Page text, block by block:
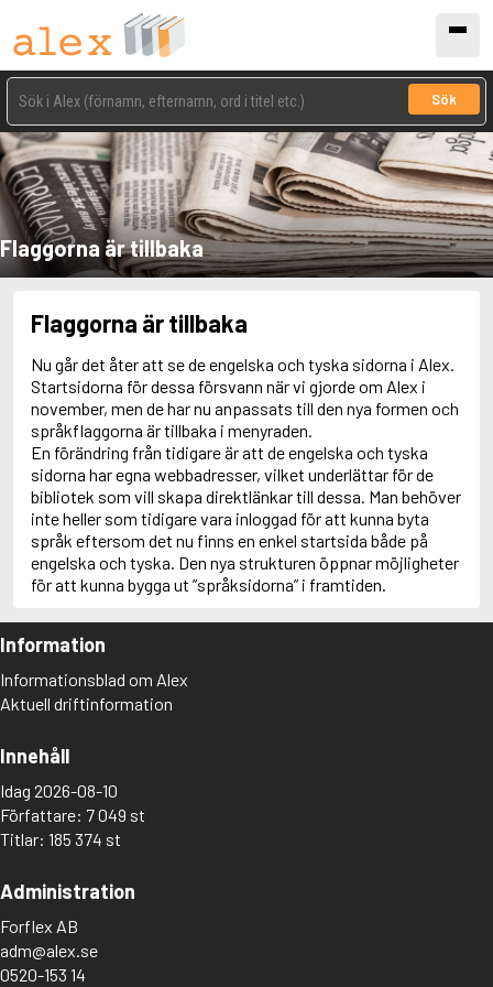
Sök
Flaggorna är tillbaka
Flaggorna är tillbaka
Nu går det åter att se de engelska och tyska sidorna i Alex.
Startsidorna för dessa försvann när vi gjorde om Alex i
november, men de har nu anpassats till den nya formen och
språkflaggorna är tillbaka i menyraden.
En förändring från tidigare är att de engelska och tyska
sidorna har egna webbadresser, vilket underlättar för de
bibliotek som vill skapa direktlänkar till dessa. Man behöver
inte heller som tidigare vara inloggad för att kunna byta
språk eftersom det nu finns en enkel startsida både på
engelska och tyska. Den nya strukturen öppnar möjligheter
för att kunna bygga ut ”språksidorna” i framtiden.
Information
Informationsblad om Alex
Aktuell driftinformation
Innehåll
Idag 2026-08-10
Författare: 7 049 st
Titlar: 185 374 st
Administration
Forflex AB
adm@alex.se
0520-153 14